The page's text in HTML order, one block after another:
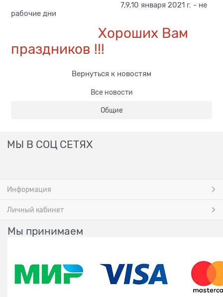
7,9,10 января 2021 г. - не
рабочие дни
Хороших Вам
праздников !!!
Вернуться к новостям
Все новости
Общие
МЫ В СОЦ СЕТЯХ
Информация
Личный кабинет
Мы принимаем